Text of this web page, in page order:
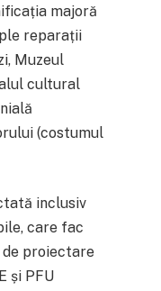
majoră
reparații
Muzeul
cultural
(costumul
inclusiv
care fac
proiectare
și PFU